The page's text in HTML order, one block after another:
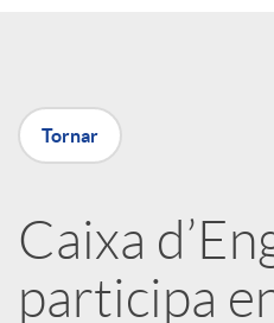
X
a
r
Tornar
Caixa
participa